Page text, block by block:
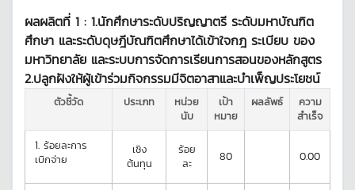
ผลผลิตที่ 1 : 1.นักศึกษาระดับปริญญาตรี ระดับมหาบัณฑิต
ศึกษา และระดับดุษฎีบัณฑิตศึกษาได้เข้าใจกฎ ระเบียบ ของ
มหาวิทยาลัย และระบบการจัดการเรียนการสอนของหลักสูตร
2.ปลูกฝังให้ผู้เข้าร่วมกิจกรรมมีจิตอาสาและบำเพ็ญประโยชน์
ตัวชี้วัด ประเภท
หน่วย
นับ
เป้า
หมาย
ผลลัพธ์
ความ
สำเร็จ
1. ร้อยละการ
เบิกจ่าย
เชิง
ต้นทุน
ร้อย
ละ
80 0.00